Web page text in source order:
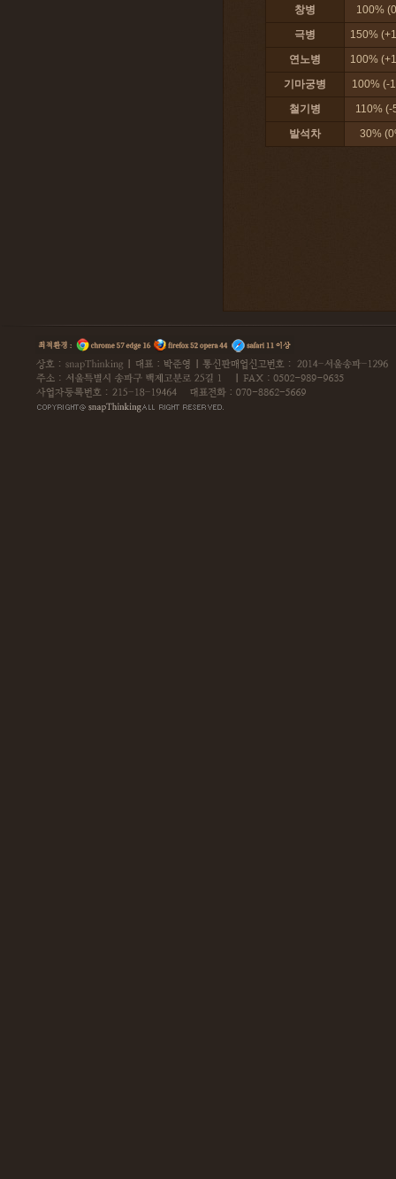
창병
100%
극병
150%
연노병
100%
기마궁병
100% (-
철기병
110% (-
발석차
30%